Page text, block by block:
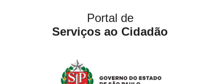
Portal de
Serviços ao Cidadão